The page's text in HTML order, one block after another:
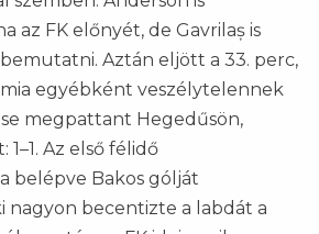
az FK előnyét, de Gavrilaș is
Aztán eljött a 33. perc,
egyébként veszélytelennek
megpattant Hegedűsön,
1–1. Az első félidő
belépve Bakos gólját
nagyon becentizte a labdát a